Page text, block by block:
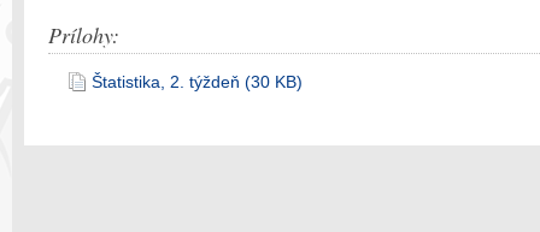
Prílohy:
Štatistika, 2. týždeň (30 KB)